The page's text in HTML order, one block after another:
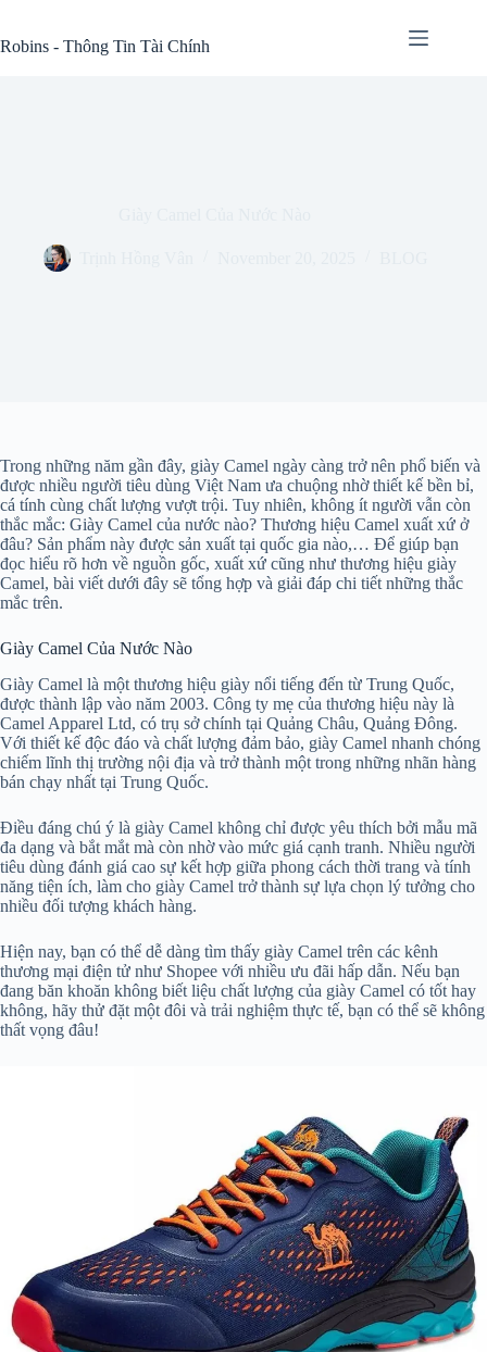
content
Robins - Thông Tin Tài Chính
Trong những năm gần đây, giày Camel ngày càng trở nên phổ biến và
được nhiều người tiêu dùng Việt Nam ưa chuộng nhờ thiết kế bền bỉ,
cá tính cùng chất lượng vượt trội. Tuy nhiên, không ít người vẫn còn
thắc mắc: Giày Camel của nước nào? Thương hiệu Camel xuất xứ ở
đâu? Sản phẩm này được sản xuất tại quốc gia nào,… Để giúp bạn
đọc hiểu rõ hơn về nguồn gốc, xuất xứ cũng như thương hiệu giày
Camel, bài viết dưới đây sẽ tổng hợp và giải đáp chi tiết những thắc
mắc trên.
Giày Camel Của Nước Nào
Giày Camel là một thương hiệu giày nổi tiếng đến từ Trung Quốc,
được thành lập vào năm 2003. Công ty mẹ của thương hiệu này là
Camel Apparel Ltd, có trụ sở chính tại Quảng Châu, Quảng Đông.
Với thiết kế độc đáo và chất lượng đảm bảo, giày Camel nhanh chóng
chiếm lĩnh thị trường nội địa và trở thành một trong những nhãn hàng
bán chạy nhất tại Trung Quốc.
Điều đáng chú ý là giày Camel không chỉ được yêu thích bởi mẫu mã
đa dạng và bắt mắt mà còn nhờ vào mức giá cạnh tranh. Nhiều người
tiêu dùng đánh giá cao sự kết hợp giữa phong cách thời trang và tính
năng tiện ích, làm cho giày Camel trở thành sự lựa chọn lý tưởng cho
nhiều đối tượng khách hàng.
Hiện nay, bạn có thể dễ dàng tìm thấy giày Camel trên các kênh
thương mại điện tử như Shopee với nhiều ưu đãi hấp dẫn. Nếu bạn
đang băn khoăn không biết liệu chất lượng của giày Camel có tốt hay
không, hãy thử đặt một đôi và trải nghiệm thực tế, bạn có thể sẽ không
thất vọng đâu!